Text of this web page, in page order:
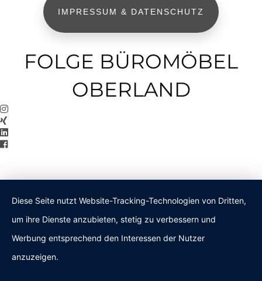
IMPRESSUM & DATENSCHUTZ
FOLGE BÜROMÖBEL
OBERLAND
Diese Seite nutzt Website-Tracking-Technologien von Dritten,
um ihre Dienste anzubieten, stetig zu verbessern und
Werbung entsprechend den Interessen der Nutzer
anzuzeigen.